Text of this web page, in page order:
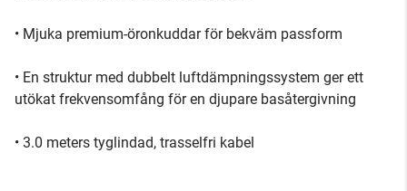
• Mjuka premium-öronkuddar för bekväm passform
• En struktur med dubbelt luftdämpningssystem ger ett
utökat frekvensomfång för en djupare basåtergivning
• 3.0 meters tyglindad, trasselfri kabel